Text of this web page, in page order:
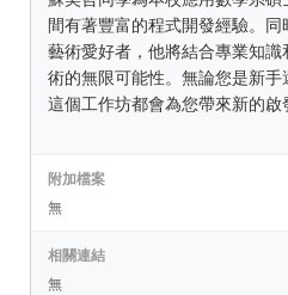
間有著豐富的程式開發經驗。
藝術愛好者，他將結合專業知
術的無限可能性。無論您是新手
這個工作坊都會為您帶來新的啟
附加檔案
無
相關連結
無